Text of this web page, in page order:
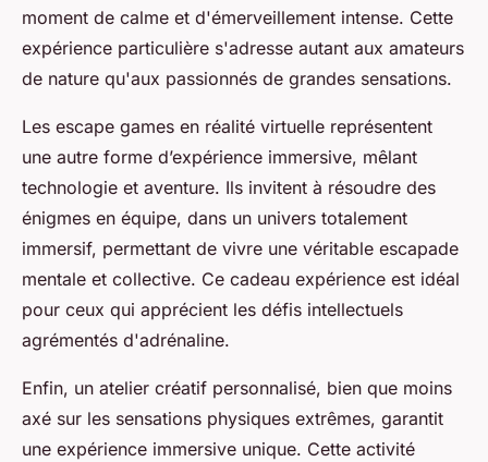
moment de calme et d'émerveillement intense. Cette
expérience particulière s'adresse autant aux amateurs
de nature qu'aux passionnés de grandes sensations.
Les escape games en réalité virtuelle représentent
une autre forme d’expérience immersive, mêlant
technologie et aventure. Ils invitent à résoudre des
énigmes en équipe, dans un univers totalement
immersif, permettant de vivre une véritable escapade
mentale et collective. Ce cadeau expérience est idéal
pour ceux qui apprécient les défis intellectuels
agrémentés d'adrénaline.
Enfin, un atelier créatif personnalisé, bien que moins
axé sur les sensations physiques extrêmes, garantit
une expérience immersive unique. Cette activité